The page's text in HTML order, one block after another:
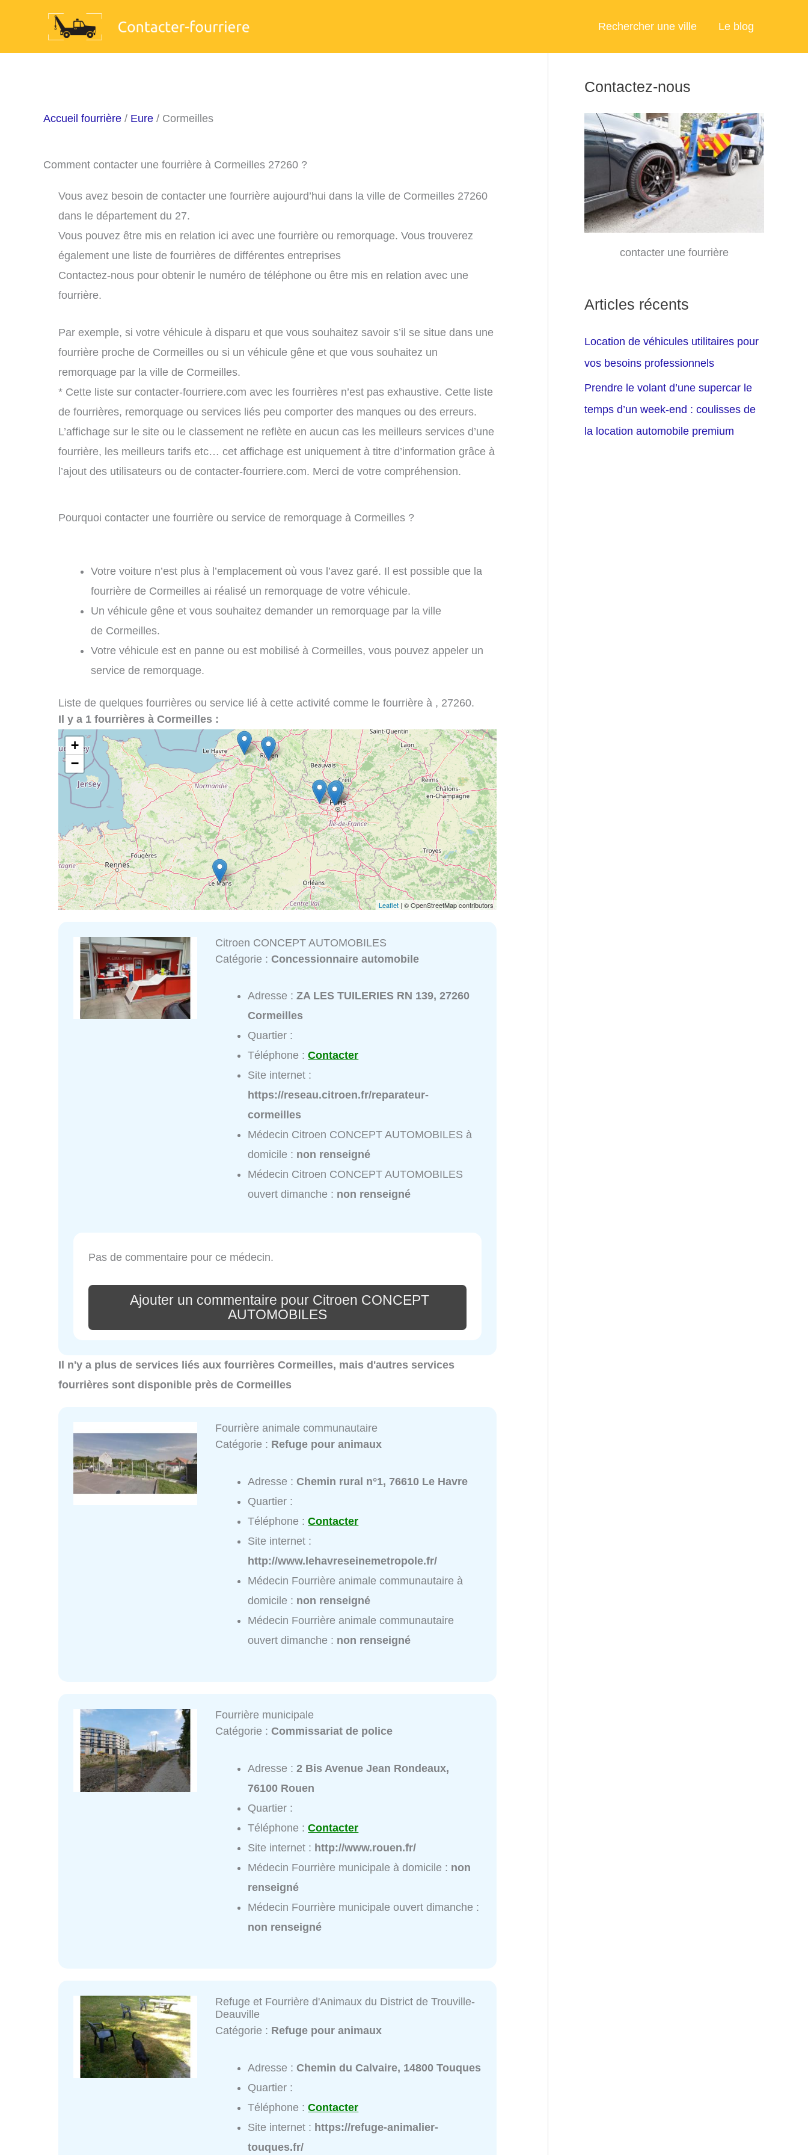
Rechercher une ville Le blog
Accueil fourrière / Eure / Cormeilles
Comment contacter une fourrière à Cormeilles 27260 ?
Vous avez besoin de contacter une fourrière aujourd’hui dans la ville de Cormeilles 27260
dans le département du 27.
Vous pouvez être mis en relation ici avec une fourrière ou remorquage. Vous trouverez
également une liste de fourrières de différentes entreprises
Contactez-nous pour obtenir le numéro de téléphone ou être mis en relation avec une
fourrière.
Par exemple, si votre véhicule à disparu et que vous souhaitez savoir s’il se situe dans une
fourrière proche de Cormeilles ou si un véhicule gêne et que vous souhaitez un
remorquage par la ville de Cormeilles.
* Cette liste sur contacter-fourriere.com avec les fourrières n’est pas exhaustive. Cette liste
de fourrières, remorquage ou services liés peu comporter des manques ou des erreurs.
L’affichage sur le site ou le classement ne reflète en aucun cas les meilleurs services d’une
fourrière, les meilleurs tarifs etc… cet affichage est uniquement à titre d’information grâce à
l’ajout des utilisateurs ou de contacter-fourriere.com. Merci de votre compréhension.
Pourquoi contacter une fourrière ou service de remorquage à Cormeilles ?
Votre voiture n’est plus à l’emplacement où vous l’avez garé. Il est possible que la
fourrière de Cormeilles ai réalisé un remorquage de votre véhicule.
Un véhicule gêne et vous souhaitez demander un remorquage par la ville
de Cormeilles.
Votre véhicule est en panne ou est mobilisé à Cormeilles, vous pouvez appeler un
service de remorquage.
Liste de quelques fourrières ou service lié à cette activité comme le fourrière à , 27260.
Il y a 1 fourrières à Cormeilles :
+
−
Leaflet | © OpenStreetMap contributors
Citroen CONCEPT AUTOMOBILES
Catégorie :Concessionnaire automobile
Adresse :ZA LES TUILERIES RN 139, 27260
Cormeilles
Quartier :
Téléphone :Contacter
Site internet :
https://reseau.citroen.fr/reparateur-
cormeilles
Médecin Citroen CONCEPT AUTOMOBILES à
domicile : non renseigné
Médecin Citroen CONCEPT AUTOMOBILES
ouvert dimanche : non renseigné
Pas de commentaire pour ce médecin.
Ajouter un commentaire pour Citroen CONCEPT
AUTOMOBILES
Il n'y a plus de services liés aux fourrières Cormeilles, mais d'autres services
fourrières sont disponible près de Cormeilles
Fourrière animale communautaire
Catégorie : Refuge pour animaux
Adresse :Chemin rural n°1, 76610 Le Havre
Quartier :
Téléphone :Contacter
Site internet :
http://www.lehavreseinemetropole.fr/
Médecin Fourrière animale communautaire à
domicile : non renseigné
Médecin Fourrière animale communautaire
ouvert dimanche : non renseigné
Fourrière municipale
Catégorie :Commissariat de police
Adresse :2 Bis Avenue Jean Rondeaux,
76100 Rouen
Quartier :
Téléphone :Contacter
Site internet : http://www.rouen.fr/
Médecin Fourrière municipale à domicile : non
renseigné
Médecin Fourrière municipale ouvert dimanche :
non renseigné
Refuge et Fourrière d'Animaux du District de Trouville-
Deauville
Catégorie : Refuge pour animaux
Adresse :Chemin du Calvaire, 14800 Touques
Quartier :
Téléphone :Contacter
Site internet : https://refuge-animalier-
touques.fr/
Contactez-nous
contacter une fourrière
Articles récents
Location de véhicules utilitaires pour
vos besoins professionnels
Prendre le volant d’une supercar le
temps d’un week-end : coulisses de
la location automobile premium